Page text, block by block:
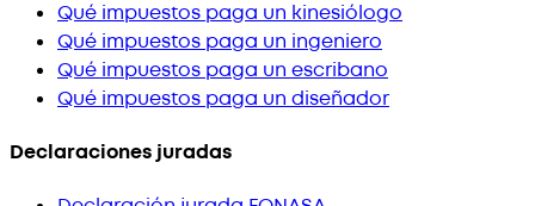
Qué impuestos paga un kinesiólogo
Qué impuestos paga un ingeniero
Qué impuestos paga un escribano
Qué impuestos paga un diseñador
Declaraciones juradas